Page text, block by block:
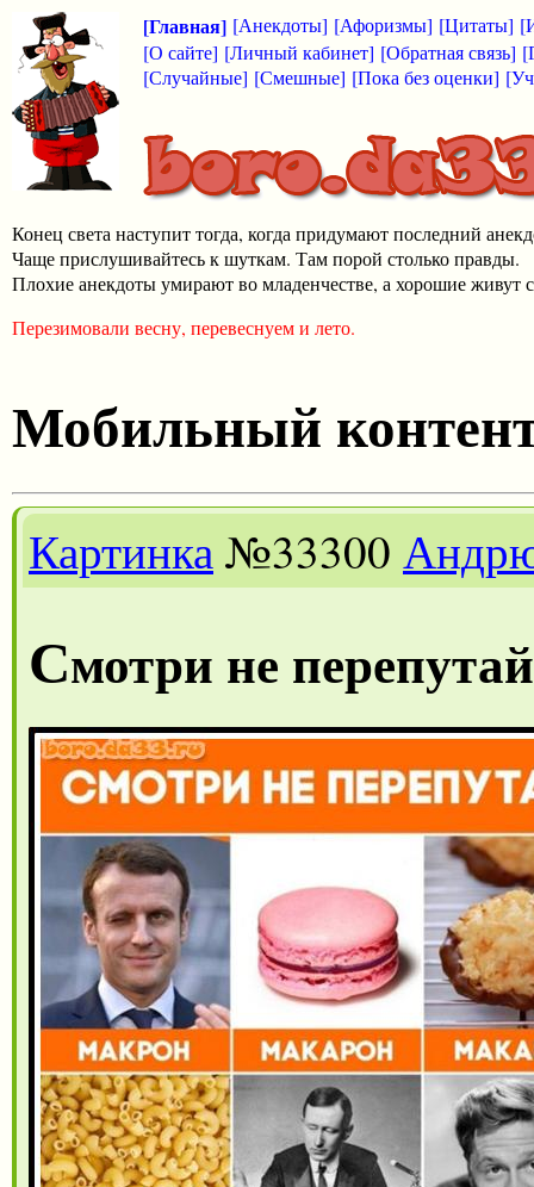
[Главная] [Анекдоты] [Афоризмы] [Цитаты]
[О сайте] [Личный кабинет] [Обратная связь]
[Случайные] [Смешные] [Пока без оценки]
Конец света наступит тогда, когда придумают последний
Чаще прислушивайтесь к шуткам. Там порой столько правды.
Плохие анекдоты умирают во младенчестве, а хорошие живут
Перезимовали весну, перевеснуем и лето.
Мобильный
Картинка№33300
Смотри не перепутай